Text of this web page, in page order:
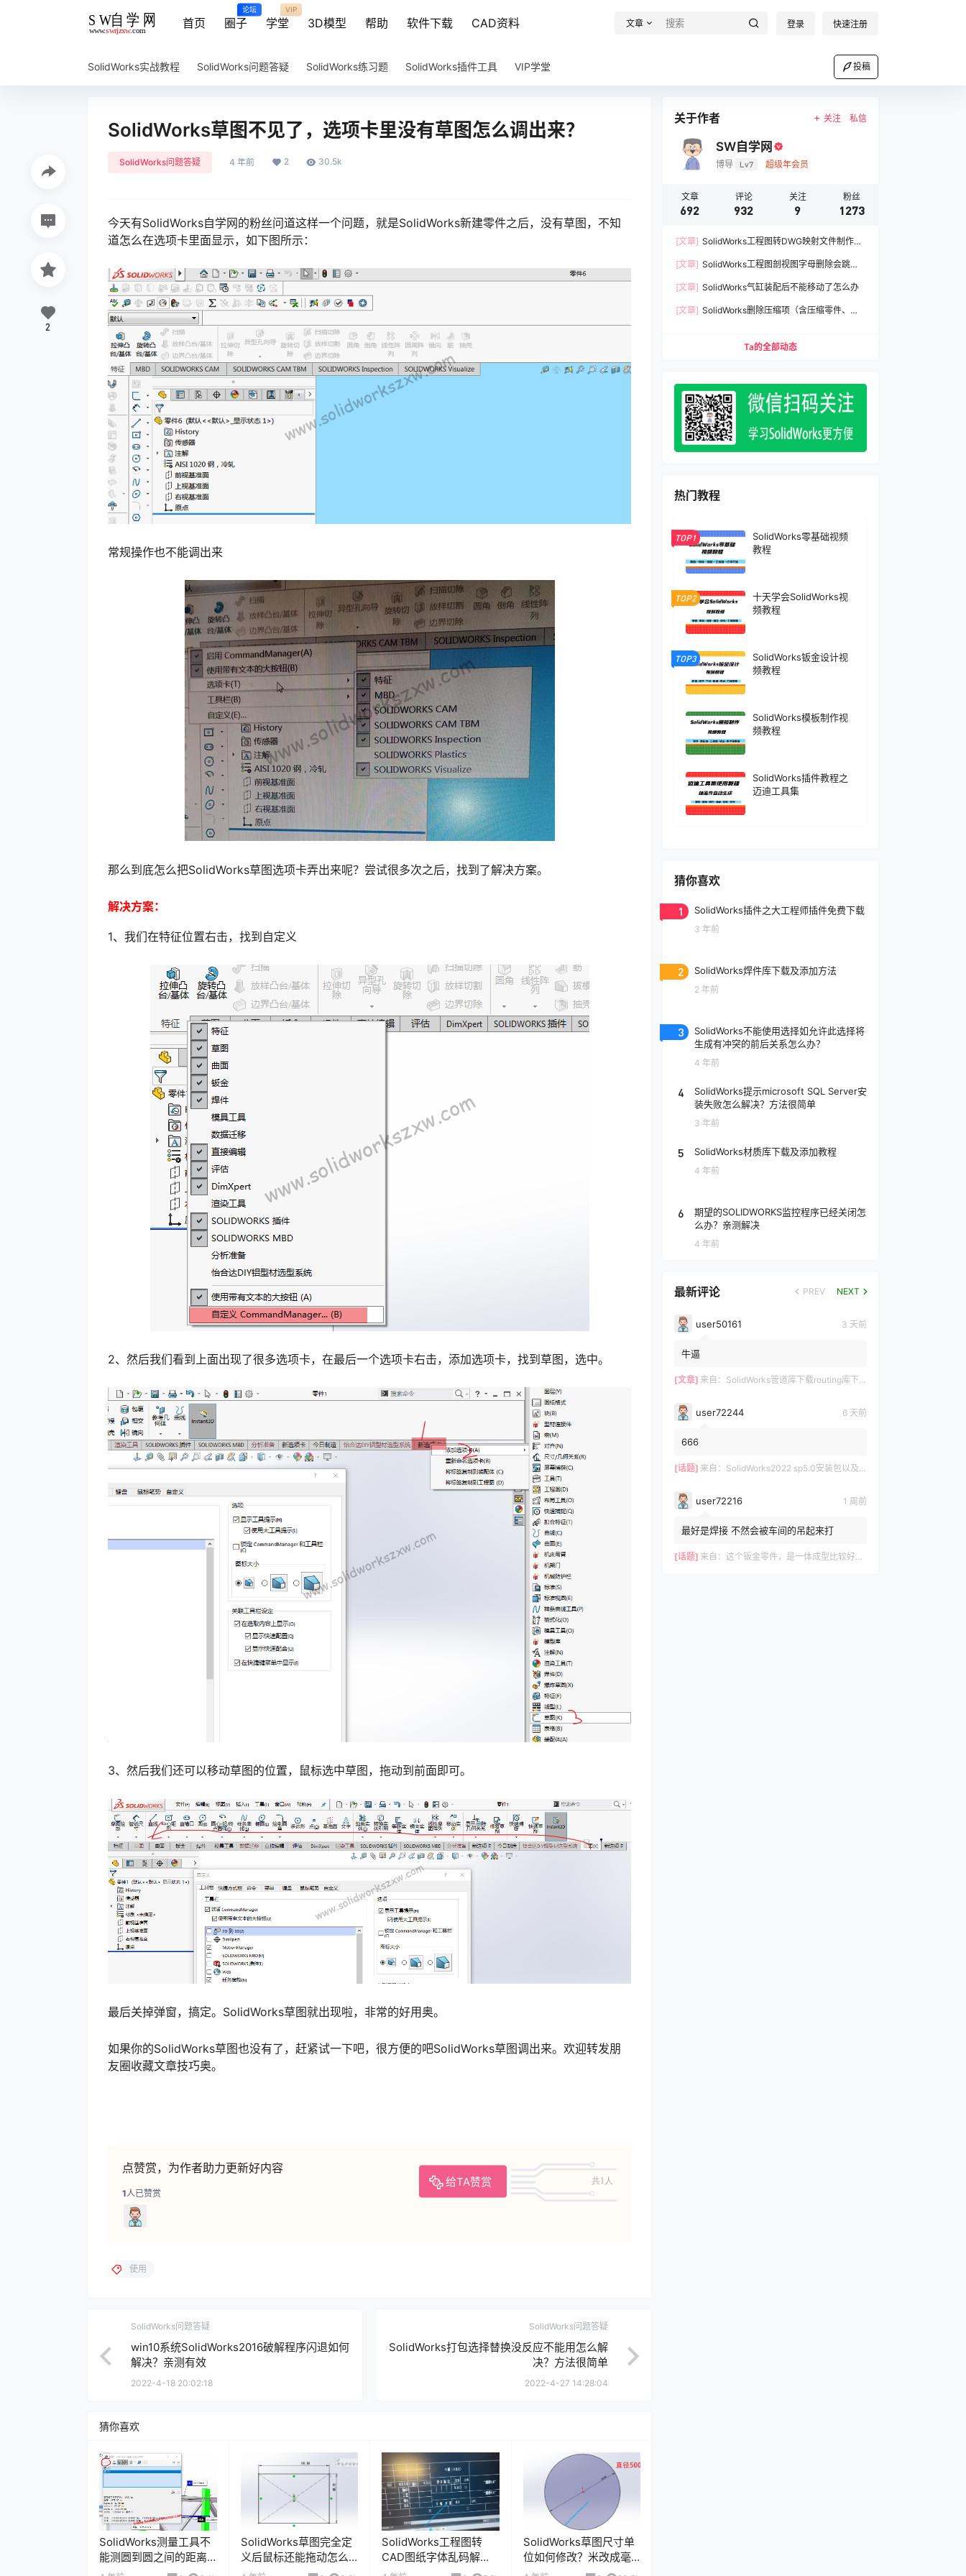
首页 圈子
论坛
学堂
VIP
3D模型 帮助 软件下载 CAD资料 文章 登录 快速注册
SolidWorks实战教程 SolidWorks问题答疑 SolidWorks练习题 SolidWorks插件工具 VIP学堂 投稿
SolidWorks草图不见了，选项卡里没有草图怎么调出来？
SolidWorks问题答疑 4 年前 2 30.5k
今天有SolidWorks自学网的粉丝问道这样一个问题，就是SolidWorks新建零件之后，没有草图，不知
道怎么在选项卡里面显示，如下图所示：
常规操作也不能调出来
那么到底怎么把SolidWorks草图选项卡弄出来呢？尝试很多次之后，找到了解决方案。
解决方案：
1、我们在特征位置右击，找到自定义
2、然后我们看到上面出现了很多选项卡，在最后一个选项卡右击，添加选项卡，找到草图，选中。
3、然后我们还可以移动草图的位置，鼠标选中草图，拖动到前面即可。
最后关掉弹窗，搞定。SolidWorks草图就出现啦，非常的好用奥。
如果你的SolidWorks草图也没有了，赶紧试一下吧，很方便的吧SolidWorks草图调出来。欢迎转发朋
友圈收藏文章技巧奥。
点赞赏，为作者助力更新好内容
给TA赞赏 共1人
1人已赞赏
2
使用
SolidWorks问题答疑
win10系统SolidWorks2016破解程序闪退如何
解决？亲测有效
2022-4-18 20:02:18
SolidWorks问题答疑
SolidWorks打包选择替换没反应不能用怎么解
决？方法很简单
2022-4-27 14:28:04
猜你喜欢
SolidWorks测量工具不
能测圆到圆之间的距离
测不到中心位置，图标
SolidWorks草图完全定
义后鼠标还能拖动怎么
回事？
SolidWorks工程图转
CAD图纸字体乱码解决
方法
SolidWorks草图尺寸单
位如何修改？米改成毫
米
关于作者 关注 私信
SW自学网
博导 Lv7 超级年会员
文章
692
评论
932
关注
9
粉丝
1273
[文章] SolidWorks工程图转DWG映射文件制作方
[文章] SolidWorks工程图剖视图字母删除会跳过A
[文章] SolidWorks气缸装配后不能移动了怎么办
[文章] SolidWorks删除压缩项（含压缩零件、压
Ta的全部动态
热门教程
TOP1
SolidWorks零基础视频
教程
TOP2
十天学会SolidWorks视
频教程
TOP3
SolidWorks钣金设计视
频教程
SolidWorks模板制作视
频教程
SolidWorks插件教程之
迈迪工具集
猜你喜欢
1 SolidWorks插件之大工程师插件免费下载
3 年前
2 SolidWorks焊件库下载及添加方法
2 年前
3
SolidWorks不能使用选择如允许此选择将
生成有冲突的前后关系怎么办？
4 年前
4
SolidWorks提示microsoft SQL Server安
装失败怎么解决？方法很简单
3 年前
5 SolidWorks材质库下载及添加教程
4 年前
6
期望的SOLIDWORKS监控程序已经关闭怎
么办？亲测解决
4 年前
最新评论 PREV NEXT
user50161 3 天前
牛逼
[文章] 来自： SolidWorks管道库下载routing库下载
user72244 6 天前
666
[话题] 来自： SolidWorks2022 sp5.0安装包以及操作视频-仅支持Win10-Win11
user72216 1 周前
最好是焊接 不然会被车间的吊起来打
[话题] 来自： 这个钣金零件，是一体成型比较好？还是拆分成3件焊接好？